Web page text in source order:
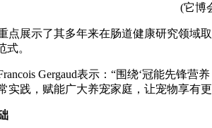
(它博会
示了其多年来在肠道健康研究领域
。
Gergaud表示：“围绕‘冠能先锋营
实践，赋能广大养宠家庭，让宠物享有